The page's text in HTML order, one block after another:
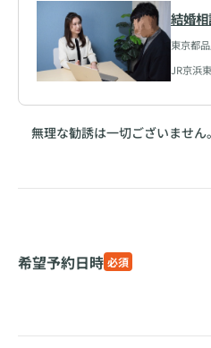
結婚
東京都
JR京浜
無理な勧誘は一切ございません
希望予約日時 必須